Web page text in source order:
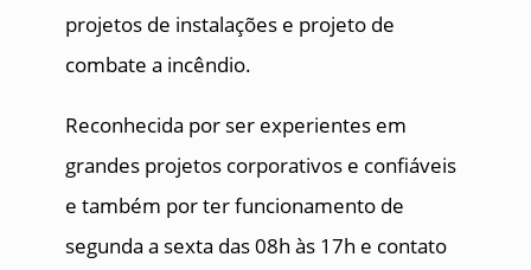
projetos de instalações e projeto de
combate a incêndio.
Reconhecida por ser experientes em
grandes projetos corporativos e confiáveis
e também por ter funcionamento de
segunda a sexta das 08h às 17h e contato